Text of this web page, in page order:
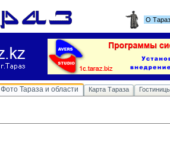
О
Фото Тараза и области Карта Тараза